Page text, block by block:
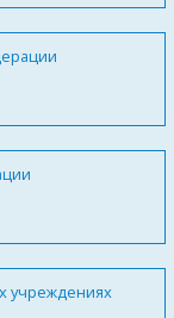
учреждениях